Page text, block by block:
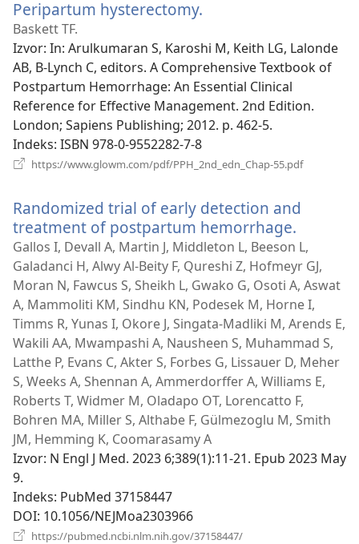
Peripartum hysterectomy.
novi
prozor)
Baskett TF.
Izvor‎: In: Arulkumaran S, Karoshi M, Keith LG, Lalonde
AB, B-Lynch C, editors. A Comprehensive Textbook of
Postpartum Hemorrhage: An Essential Clinical
Reference for Effective Management. 2nd Edition.
London; Sapiens Publishing; 2012. p. 462-5.
Indeks‎: ISBN 978-0-9552282-7-8
https://www.glowm.com/pdf/PPH_2nd_edn_Chap-55.pdf(otvara
Randomized trial of early detection and
treatment of postpartum hemorrhage.
se
novi
prozor)
Gallos I, Devall A, Martin J, Middleton L, Beeson L,
Galadanci H, Alwy Al-Beity F, Qureshi Z, Hofmeyr GJ,
Moran N, Fawcus S, Sheikh L, Gwako G, Osoti A, Aswat
A, Mammoliti KM, Sindhu KN, Podesek M, Horne I,
Timms R, Yunas I, Okore J, Singata-Madliki M, Arends E,
Wakili AA, Mwampashi A, Nausheen S, Muhammad S,
Latthe P, Evans C, Akter S, Forbes G, Lissauer D, Meher
S, Weeks A, Shennan A, Ammerdorffer A, Williams E,
Roberts T, Widmer M, Oladapo OT, Lorencatto F,
Bohren MA, Miller S, Althabe F, Gülmezoglu M, Smith
JM, Hemming K, Coomarasamy A
Izvor‎: N Engl J Med. 2023 6;389(1):11-21. Epub 2023 May
9.
Indeks‎: PubMed 37158447
DOI‎: 10.1056/NEJMoa2303966
https://pubmed.ncbi.nlm.nih.gov/37158447/